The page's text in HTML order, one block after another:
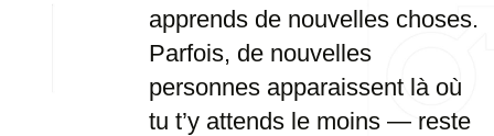
apprends de nouvelles choses.
Parfois, de nouvelles
personnes apparaissent là où
tu t’y attends le moins — reste